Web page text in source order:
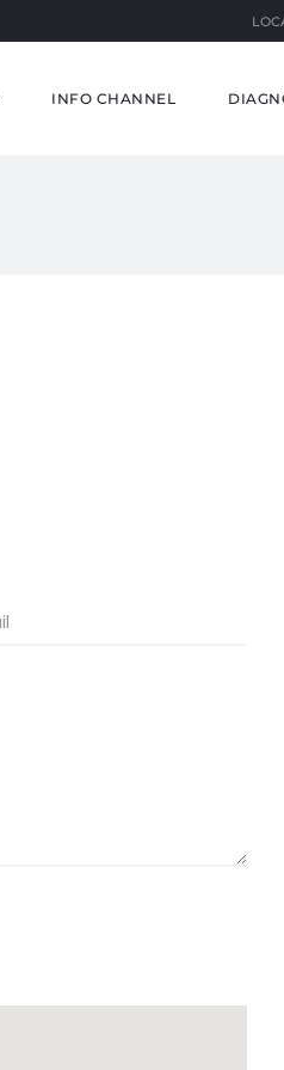
INFO CHANNEL